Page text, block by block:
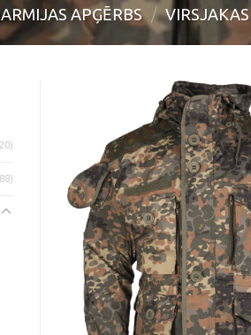
ARMIJAS APĢĒRBS / VIRSJAKAS